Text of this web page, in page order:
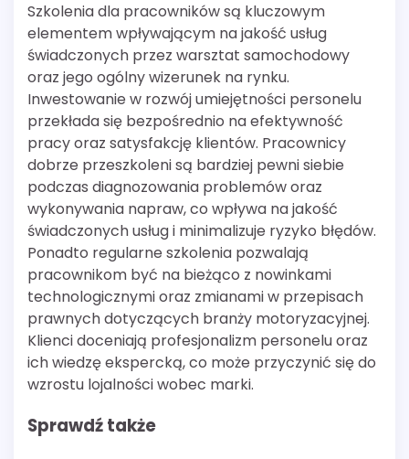
Szkolenia dla pracowników są kluczowym
elementem wpływającym na jakość usług
świadczonych przez warsztat samochodowy
oraz jego ogólny wizerunek na rynku.
Inwestowanie w rozwój umiejętności personelu
przekłada się bezpośrednio na efektywność
pracy oraz satysfakcję klientów. Pracownicy
dobrze przeszkoleni są bardziej pewni siebie
podczas diagnozowania problemów oraz
wykonywania napraw, co wpływa na jakość
świadczonych usług i minimalizuje ryzyko błędów.
Ponadto regularne szkolenia pozwalają
pracownikom być na bieżąco z nowinkami
technologicznymi oraz zmianami w przepisach
prawnych dotyczących branży motoryzacyjnej.
Klienci doceniają profesjonalizm personelu oraz
ich wiedzę ekspercką, co może przyczynić się do
wzrostu lojalności wobec marki.
Sprawdź także